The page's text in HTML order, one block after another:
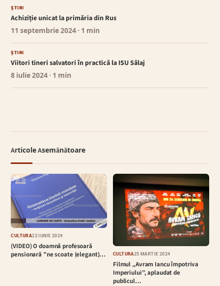
ȘTIRI
Achiziție unicat la primăria din Rus
11 septembrie 2024 · 1 min
ȘTIRI
Viitori tineri salvatori în practică la ISU Sălaj
8 iulie 2024 · 1 min
Articole Asemănătoare
CULTURĂ22 IUNIE 2024
(VIDEO) O doamnă profesoară
pensionară ”ne scoate (elegant)…
CULTURĂ25 MARTIE 2024
Filmul „Avram Iancu împotriva
Imperiului”, aplaudat de
publicul…